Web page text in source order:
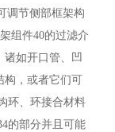
调节侧部框架构
组件40的过滤介
诸如开口管、凹
构，或者它们可
环、环接合材料
的部分并且可能